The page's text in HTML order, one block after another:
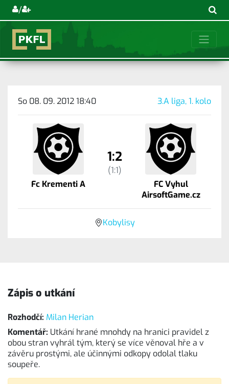
/
So 08. 09. 2012 18:40 3.A liga, 1. kolo
Fc Krementi A
1:2
(1:1)
FC Vyhul
AirsoftGame.cz
Kobylisy
Zápis o utkání
Rozhodčí: Milan Herian
Komentář: Utkání hrané mnohdy na hranici pravidel z
obou stran vyhrál tým, který se více věnoval hře a v
závěru prostými, ale účinnými odkopy odolal tlaku
soupeře.